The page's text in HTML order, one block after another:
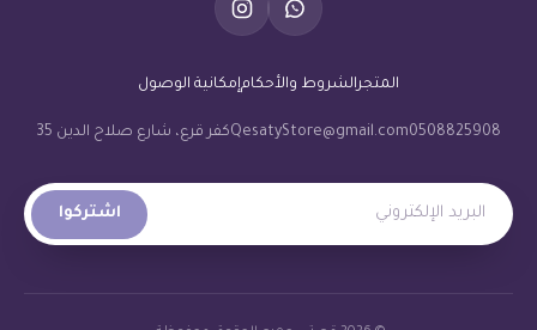
المتجرالشروط والأحكامإمكانية الوصول
0508825908
QesatyStore@gmail.comكفر قرع، شارع صلاح الدين 35
البريد الإلكتروني
اشتركوا